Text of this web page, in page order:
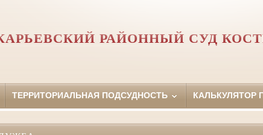
РАЙОННЫЙ СУД
ТЕРРИТОРИАЛЬНАЯ ПОДСУДНОСТЬ КАЛЬКУЛЯТОР